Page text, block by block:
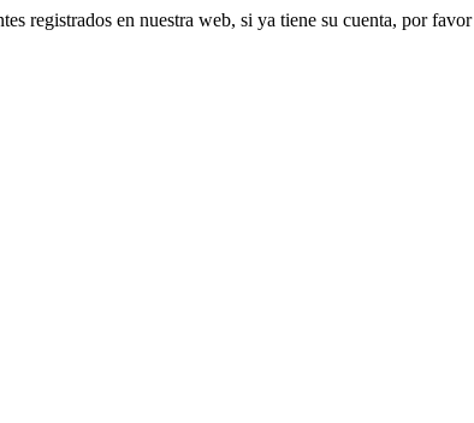
registrados en nuestra web, si ya tiene su cuenta, por favor